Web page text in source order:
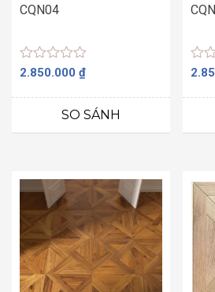
CQN04
Được
hạng
sao
2.850.000 ₫
SO SÁNH
hạng